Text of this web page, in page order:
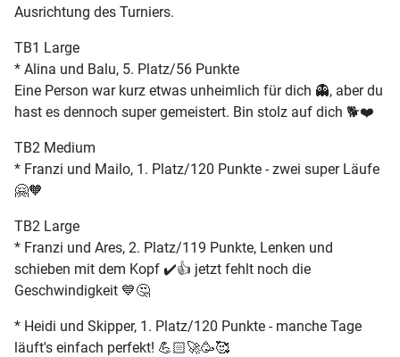
Ausrichtung des Turniers.
TB1 Large
* Alina und Balu, 5. Platz/56 Punkte
Eine Person war kurz etwas unheimlich für dich 👻, aber du
hast es dennoch super gemeistert. Bin stolz auf dich 🐕❤️
TB2 Medium
* Franzi und Mailo, 1. Platz/120 Punkte - zwei super Läufe
🤗🧡
TB2 Large
* Franzi und Ares, 2. Platz/119 Punkte, Lenken und
schieben mit dem Kopf ✔️👍 jetzt fehlt noch die
Geschwindigkeit 💙🤔
* Heidi und Skipper, 1. Platz/120 Punkte - manche Tage
läuft's einfach perfekt! 💪🏻🚀🥳🥰